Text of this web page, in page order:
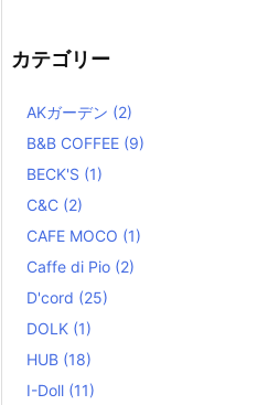
カテゴリー
AKガーデン (2)
B&B COFFEE (9)
BECK'S (1)
C&C (2)
CAFE MOCO (1)
Caffe di Pio (2)
D'cord (25)
DOLK (1)
HUB (18)
I-Doll (11)